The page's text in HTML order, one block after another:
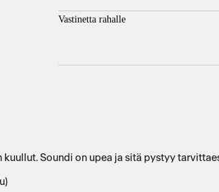
Vastinetta rahalle
Soundi on upea ja sitä pystyy